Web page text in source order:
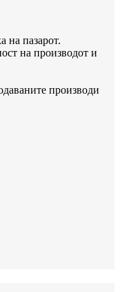
на пазарот.
на производот и
производи